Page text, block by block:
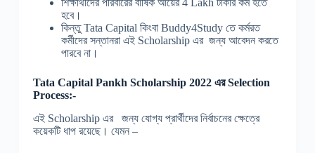
হবে।
কিন্তু Tata Capital কিংবা Buddy4Study তে কর্মরত
কর্মীদের সন্তানরা এই Scholarship এর জন্য আবেদন করতে
পারবে না।
Tata Capital Pankh Scholarship 2022 এর Selection
Process:-
এই Scholarship এর জন্য যোগ্য প্রার্থীদের নির্বাচনের ক্ষেত্রে
কয়েকটি ধাপ রয়েছে। যেমন –